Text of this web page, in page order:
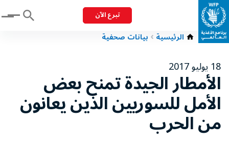
تبرع الآن Menu
الرئيسية بيانات صحفية
18 يوليو 2017
الأمطار الجيدة تمنح بعض
الأمل للسوريين الذين يعانون
من الحرب